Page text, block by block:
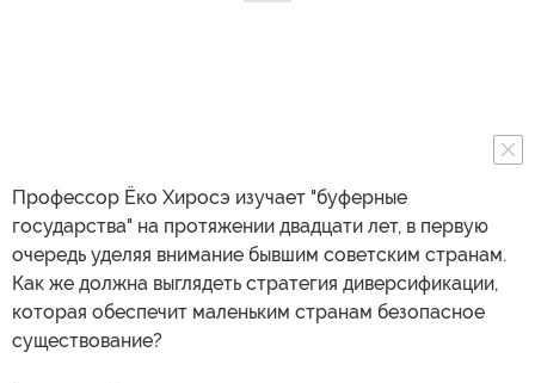
Профессор Ёко Хиросэ изучает "буферные
государства" на протяжении двадцати лет, в первую
очередь уделяя внимание бывшим советским странам.
Как же должна выглядеть стратегия диверсификации,
которая обеспечит маленьким странам безопасное
существование?